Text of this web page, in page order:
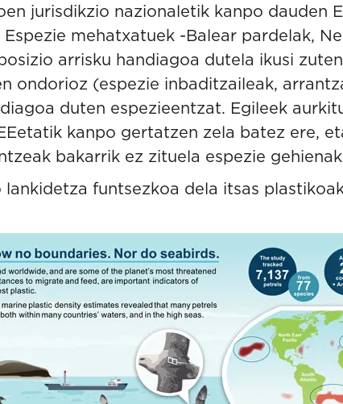
jurisdikzio nazionaletik kanpo dauden
mehatxatuek -Balear pardelak,
arrisku handiagoa dutela ikusi
ondorioz (espezie inbaditzaileak,
duten espezieentzat. Egileek
kanpo gertatzen zela batez ere,
bakarrik ez zituela espezie
funtsezkoa dela itsas